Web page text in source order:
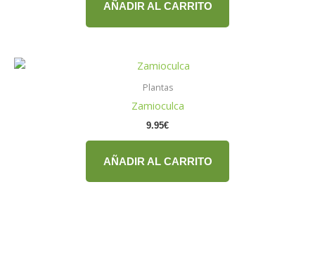
AÑADIR AL CARRITO
Plantas
Zamioculca
9.95€
AÑADIR AL CARRITO